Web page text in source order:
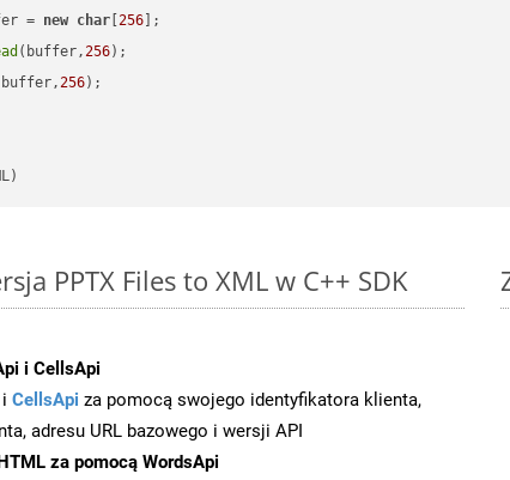
= new char [256 ];
(buffer,256);
256);
PPTX Files to XML w C++ SDK
i CellsApi
i CellsApi za pomocą swojego identyfikatora klienta,
adresu URL bazowego i wersji API
za pomocą WordsApi